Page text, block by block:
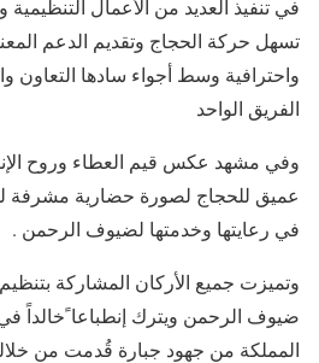
في تنفيذ العديد من الأعمال التنظيمية
تسهل حركة الحجاج وتقديم الدعم
واحترافية وسط أجواء سادها التعاون
الفريق الواحد
وفي مشهد عكس قيم العطاء وروح
عميق للحجاج لصورة حضارية مشرفة
في رعايتها وخدمتها لضيوف الرحمن .
وتميزت جميع الأركان المشاركة
ضيوف الرحمن ويترك إنطباعا ًخالداً
المملكة من جهود جبارة قُدمت من